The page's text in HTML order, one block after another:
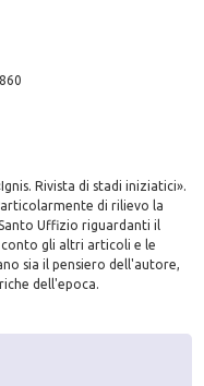
Rivista di stadi iniziatici».
di rilievo la
Uffizio riguardanti il
conto gli altri articoli e le
sia il pensiero dell'autore,
dell'epoca.